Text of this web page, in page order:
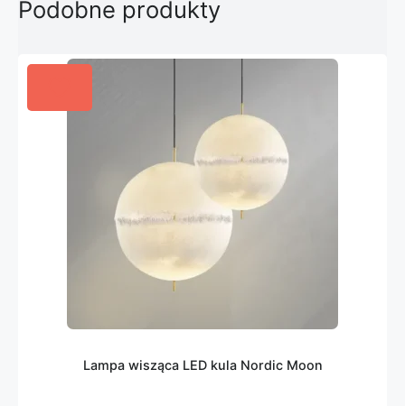
Podobne produkty
Lampa wisząca LED kula Nordic Moon